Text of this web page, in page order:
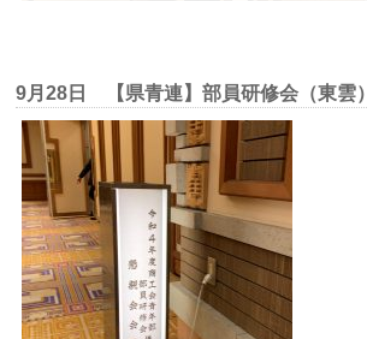
9月28日 【県青連】部員研修会（東雲）